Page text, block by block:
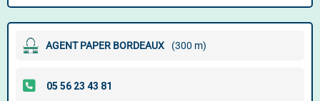
AGENT PAPER BORDEAUX (300 m)